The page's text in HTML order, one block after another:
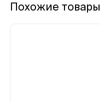
Похожие товары